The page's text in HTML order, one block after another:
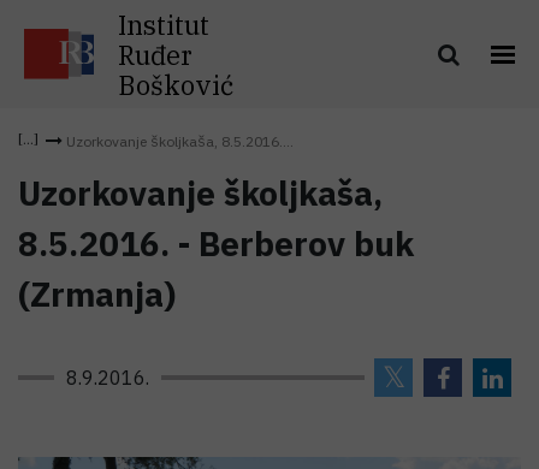
Institut
Ruđer
Bošković
Uzorkovanje školjkaša, 8.5.2016....
Uzorkovanje školjkaša,
8.5.2016. - Berberov buk
(Zrmanja)
8.9.2016.